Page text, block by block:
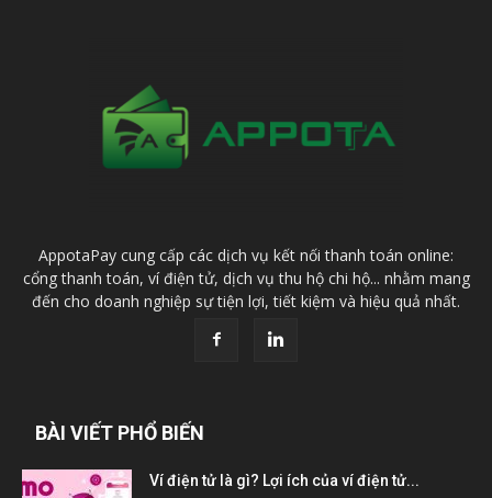
AppotaPay cung cấp các dịch vụ kết nối thanh toán online:
cổng thanh toán, ví điện tử, dịch vụ thu hộ chi hộ... nhằm mang
đến cho doanh nghiệp sự tiện lợi, tiết kiệm và hiệu quả nhất.
BÀI VIẾT PHỔ BIẾN
Ví điện tử là gì? Lợi ích của ví điện tử...